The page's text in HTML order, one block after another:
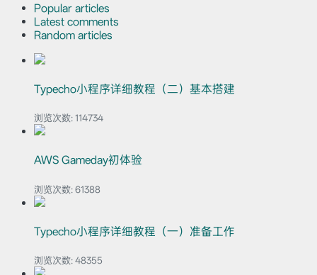
Popular articles
Latest comments
Random articles
Typecho小程序详细教程（二）基本搭建
浏览次数: 114734
AWS Gameday初体验
浏览次数: 61388
Typecho小程序详细教程（一）准备工作
浏览次数: 48355